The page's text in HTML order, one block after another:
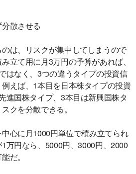
散させる
は、リスクが集中してしまうので
立て用に月3万円の予算があれば、
はなく、3つの違うタイプの投資信
えば、1本目を日本株タイプの投資
進国株タイプ、3本目は新興国株タ
クを分散できる。
心に月1000円単位で積み立てられ
万円なら、5000円、3000円、2000
だ。